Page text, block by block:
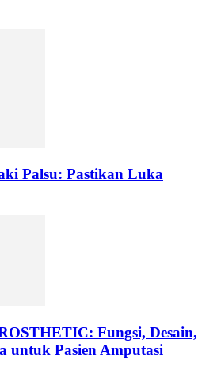
Palsu: Pastikan Luka
Fungsi, Desain,
untuk Pasien Amputasi